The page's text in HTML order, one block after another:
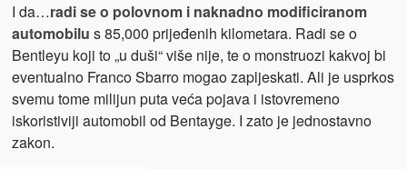
I da…radi se o polovnom i naknadno modificiranom
automobilu s 85,000 prijeđenih kilometara. Radi se o
Bentleyu koji to „u duši“ više nije, te o monstruozi kakvoj bi
eventualno Franco Sbarro mogao zapljeskati. Ali je usprkos
svemu tome milijun puta veća pojava i istovremeno
iskoristiviji automobil od Bentayge. I zato je jednostavno
zakon.